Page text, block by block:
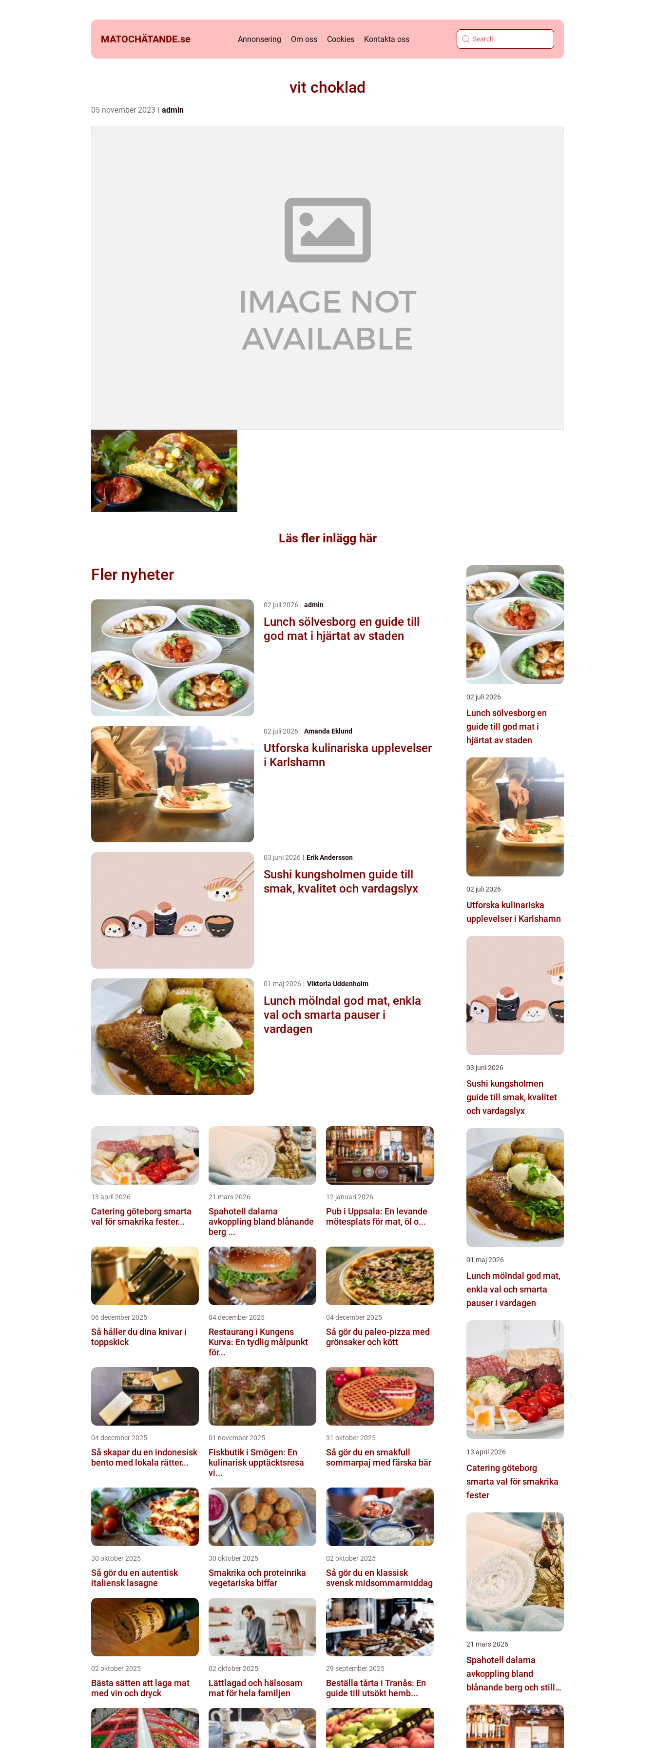
MATOCHÄTANDE.se Annonsering Om oss Cookies Kontakta oss
vit choklad
05 november 2023 admin
Läs fler inlägg här
Fler nyheter
02 juli 2026 admin
Lunch sölvesborg en guide till
god mat i hjärtat av staden
02 juli 2026 Amanda Eklund
Utforska kulinariska upplevelser
i Karlshamn
03 juni 2026 Erik Andersson
Sushi kungsholmen guide till
smak, kvalitet och vardagslyx
01 maj 2026 Viktoria Uddenholm
Lunch mölndal god mat, enkla
val och smarta pauser i
vardagen
13 april 2026
Catering göteborg smarta
val för smakrika fester...
21 mars 2026
Spahotell dalarna
avkoppling bland blånande
berg ...
12 januari 2026
Pub i Uppsala: En levande
mötesplats för mat, öl o...
06 december 2025
Så håller du dina knivar i
toppskick
04 december 2025
Restaurang i Kungens
Kurva: En tydlig målpunkt
för...
04 december 2025
Så gör du paleo-pizza med
grönsaker och kött
04 december 2025
Så skapar du en indonesisk
bento med lokala rätter...
01 november 2025
Fiskbutik i Smögen: En
kulinarisk upptäcktsresa
vi...
31 oktober 2025
Så gör du en smakfull
sommarpaj med färska bär
30 oktober 2025
Så gör du en autentisk
italiensk lasagne
30 oktober 2025
Smakrika och proteinrika
vegetariska biffar
02 oktober 2025
Så gör du en klassisk
svensk midsommarmiddag
02 oktober 2025
Bästa sätten att laga mat
med vin och dryck
02 oktober 2025
Lättlagad och hälsosam
mat för hela familjen
29 september 2025
Beställa tårta i Tranås: En
guide till utsökt hemb...
02 juli 2026
Lunch sölvesborg en
guide till god mat i
hjärtat av staden
02 juli 2026
Utforska kulinariska
upplevelser i Karlshamn
03 juni 2026
Sushi kungsholmen
guide till smak, kvalitet
och vardagslyx
01 maj 2026
Lunch mölndal god mat,
enkla val och smarta
pauser i vardagen
13 april 2026
Catering göteborg
smarta val för smakrika
fester
21 mars 2026
Spahotell dalarna
avkoppling bland
blånande berg och stilla